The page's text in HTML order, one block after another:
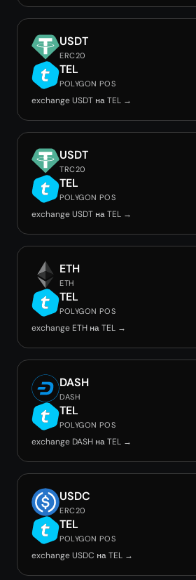
USDT
ERC20
TEL
POLYGON POS
exchange USDT на TEL →
USDT
TRC20
TEL
POLYGON POS
exchange USDT на TEL →
ETH
ETH
TEL
POLYGON POS
exchange ETH на TEL →
DASH
DASH
TEL
POLYGON POS
exchange DASH на TEL →
USDC
ERC20
TEL
POLYGON POS
exchange USDC на TEL →